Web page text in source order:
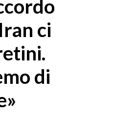
ci
di